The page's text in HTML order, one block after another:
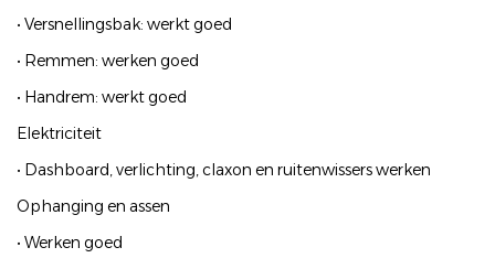
• Versnellingsbak: werkt goed
• Remmen: werken goed
• Handrem: werkt goed
Elektriciteit
• Dashboard, verlichting, claxon en ruitenwissers werken
Ophanging en assen
• Werken goed